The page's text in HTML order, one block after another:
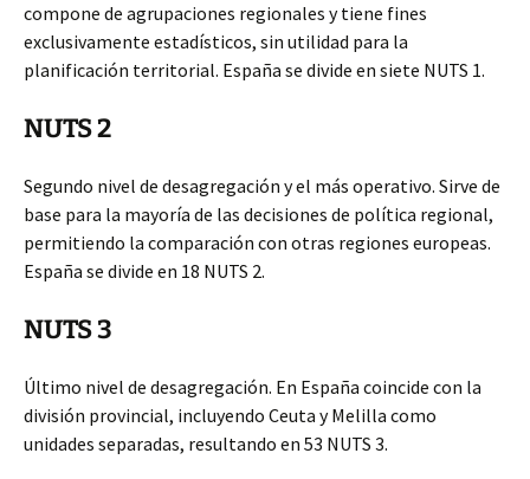
compone de agrupaciones regionales y tiene fines
exclusivamente estadísticos, sin utilidad para la
planificación territorial. España se divide en siete NUTS 1.
NUTS 2
Segundo nivel de desagregación y el más operativo. Sirve de
base para la mayoría de las decisiones de política regional,
permitiendo la comparación con otras regiones europeas.
España se divide en 18 NUTS 2.
NUTS 3
Último nivel de desagregación. En España coincide con la
división provincial, incluyendo Ceuta y Melilla como
unidades separadas, resultando en 53 NUTS 3.